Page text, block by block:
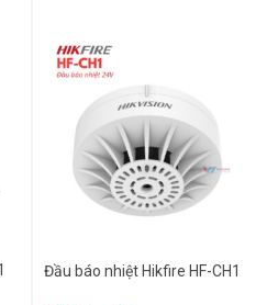
Đầu báo nhiệt Hikfire HF-CH1